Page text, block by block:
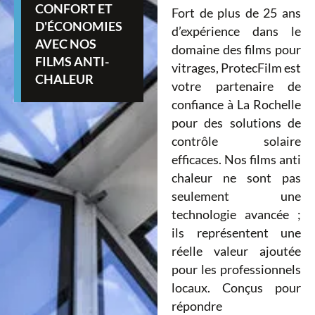
CONFORT ET
D'ÉCONOMIES
AVEC NOS
FILMS ANTI-
CHALEUR
Fort de plus de 25 ans
d’expérience dans le
domaine des films pour
vitrages, ProtecFilm est
votre partenaire de
confiance à La Rochelle
pour des solutions de
contrôle solaire
efficaces. Nos films anti
chaleur ne sont pas
seulement une
technologie avancée ;
ils représentent une
réelle valeur ajoutée
pour les professionnels
locaux. Conçus pour
répondre